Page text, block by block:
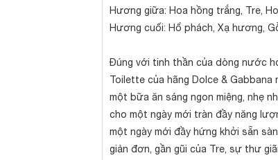
Hương giữa: Hoa hồng trắng, Tre,
Hương cuối: Hổ phách, Xạ hương,
Đúng với tinh thần của dòng nước
Toilette của hãng Dolce &
một bữa ăn sáng ngon miệng, nhẹ
cho một ngày mới tràn đầy năng
một ngày mới đầy hứng khởi sẵn
giản đơn, gần gũi của Tre, sự thư